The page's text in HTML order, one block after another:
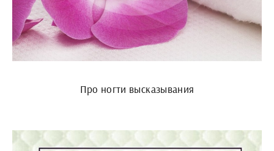
Про ногти высказывания